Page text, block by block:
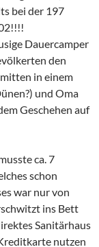
bei der 197
Dauercamper
den
in einem
und Oma
Geschehen auf
ca. 7
schon
war nur von
ins Bett
Sanitärhaus
nutzen